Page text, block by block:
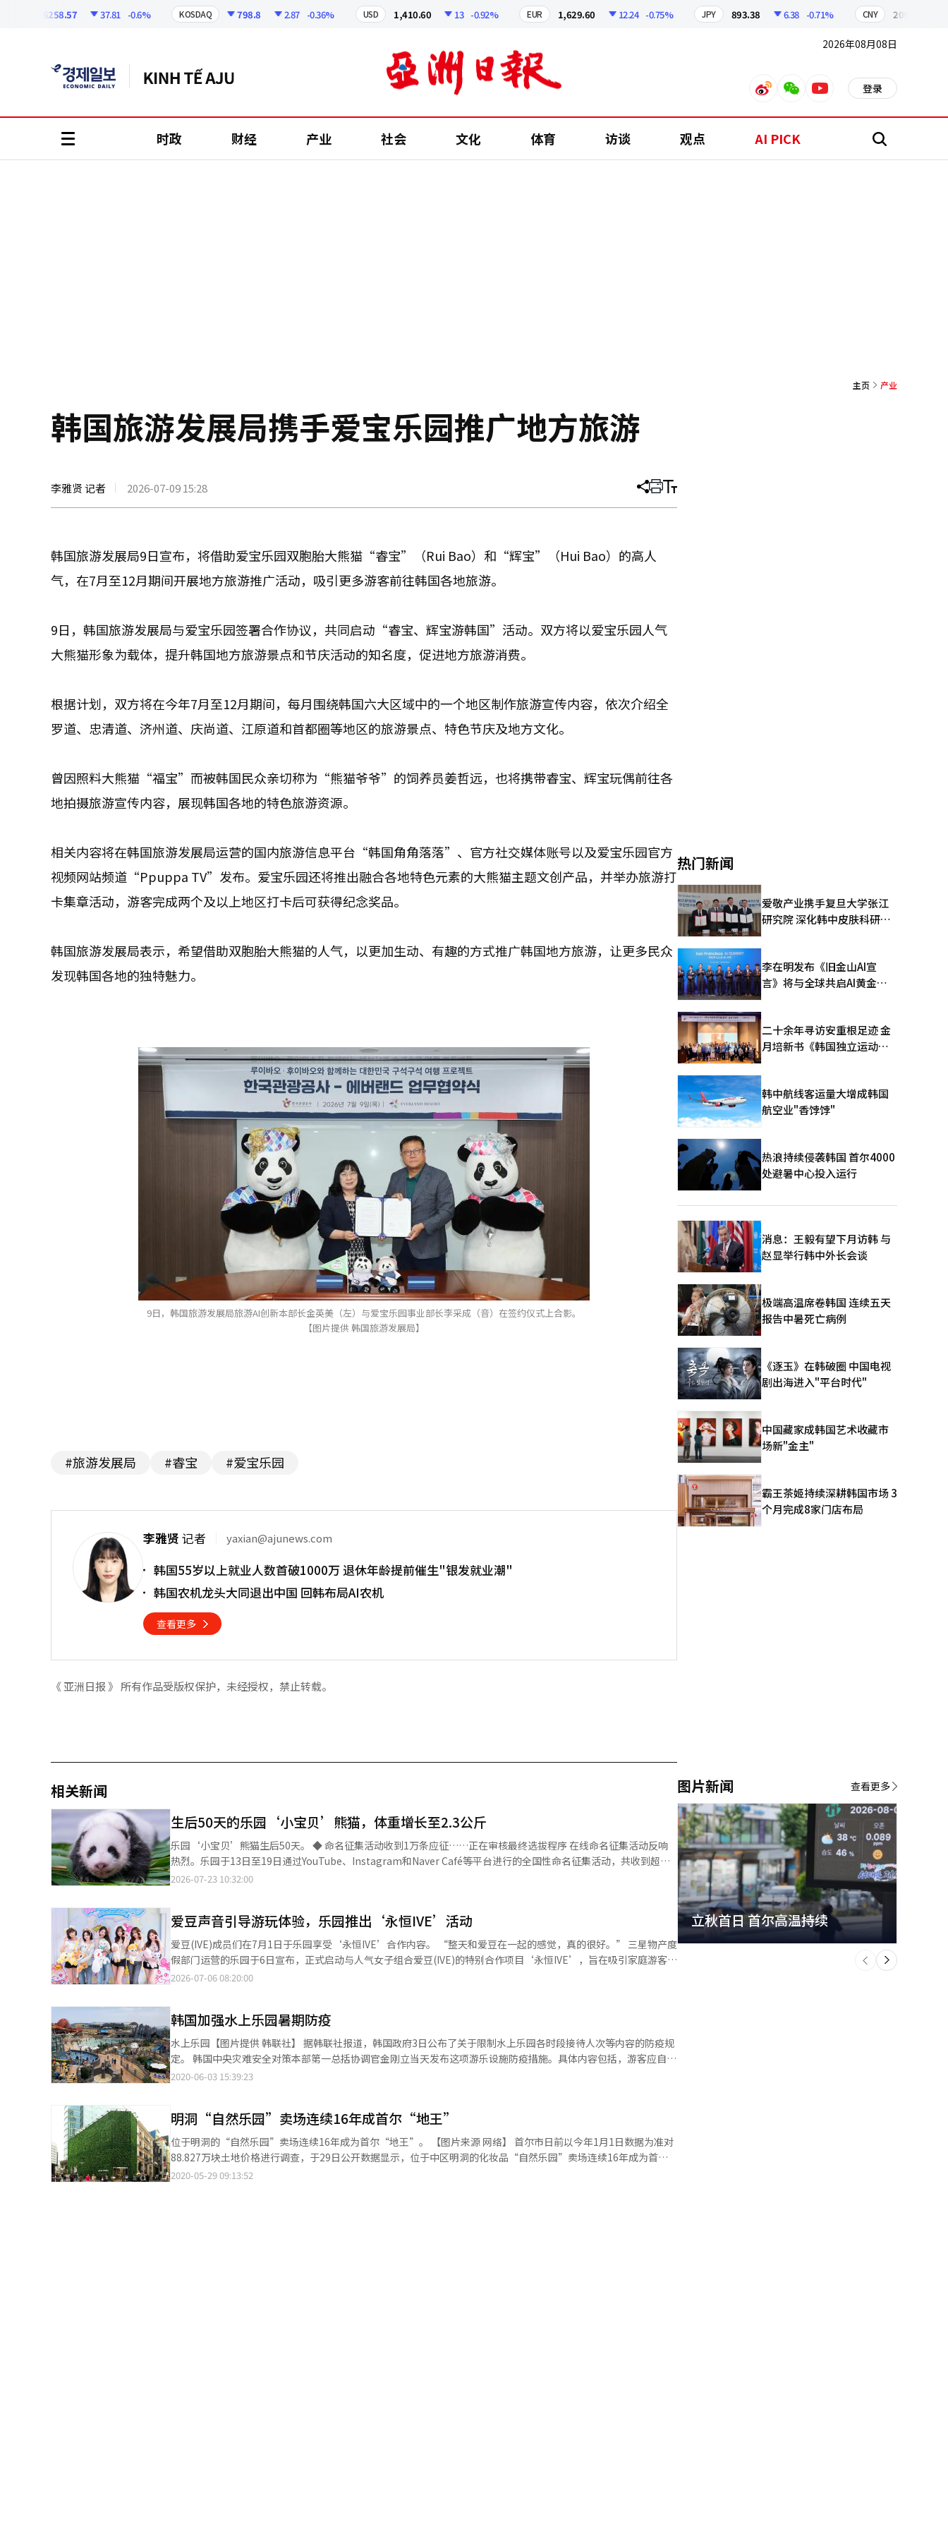
6258.57 37.81 -0.6% KOSDAQ 798.8 2.87 -0.36% USD 1,410.60 13 -0.92% EUR 1,629.60 12.24 -0.75% JPY 893.38 6.38 -0.71% CNY 209.17
2026年08月08日
weiboweixinyoutube 登录
时政 财经 产业 社会 文化 体育 访谈 观点 AI PICK 搜
主页 产业
韩国旅游发展局携手爱宝乐园推广地方旅游
李雅贤 记者 2026-07-09 15:28 分
文
打 调
大
韩国旅游发展局9日宣布，将借助爱宝乐园双胞胎大熊猫“睿宝”（Rui Bao）和“辉宝”（Hui Bao）的高人
气，在7月至12月期间开展地方旅游推广活动，吸引更多游客前往韩国各地旅游。
9日，韩国旅游发展局与爱宝乐园签署合作协议，共同启动“睿宝、辉宝游韩国”活动。双方将以爱宝乐园人气
大熊猫形象为载体，提升韩国地方旅游景点和节庆活动的知名度，促进地方旅游消费。
根据计划，双方将在今年7月至12月期间，每月围绕韩国六大区域中的一个地区制作旅游宣传内容，依次介绍全
罗道、忠清道、济州道、庆尚道、江原道和首都圈等地区的旅游景点、特色节庆及地方文化。
曾因照料大熊猫“福宝”而被韩国民众亲切称为“熊猫爷爷”的饲养员姜哲远，也将携带睿宝、辉宝玩偶前往各
地拍摄旅游宣传内容，展现韩国各地的特色旅游资源。
相关内容将在韩国旅游发展局运营的国内旅游信息平台“韩国角角落落”、官方社交媒体账号以及爱宝乐园官方
视频网站频道“Ppuppa TV”发布。爱宝乐园还将推出融合各地特色元素的大熊猫主题文创产品，并举办旅游打
卡集章活动，游客完成两个及以上地区打卡后可获得纪念奖品。
韩国旅游发展局表示，希望借助双胞胎大熊猫的人气，以更加生动、有趣的方式推广韩国地方旅游，让更多民众
发现韩国各地的独特魅力。
9日，韩国旅游发展局旅游AI创新本部长金英美（左）与爱宝乐园事业部长李采成（音）在签约仪式上合影。
【图片提供 韩国旅游发展局】
#旅游发展局 #睿宝 #爱宝乐园
李雅贤 记者 yaxian@ajunews.com
韩国55岁以上就业人数首破1000万 退休年龄提前催生"银发就业潮"
韩国农机龙头大同退出中国 回韩布局AI农机
查看更多
《 亚洲日报 》 所有作品受版权保护，未经授权，禁止转载。
相关新闻
生后50天的乐园‘小宝贝’熊猫，体重增长至2.3公斤
乐园‘小宝贝’熊猫生后50天。 ◆ 命名征集活动收到1万条应征……正在审核最终选拔程序 在线命名征集活动反响
热烈。乐园于13日至19日通过YouTube、Instagram和Naver Café等平台进行的全国性命名征集活动，共收到超过1
万条评论。乐园正在根据收集的候选名称，审查最终的选拔方式和公布时间。 强哲元饲养员表示：“多亏了母亲爱宝
（AI）系统翻译与编辑。
2026-07-23 10:32:00
爱豆声音引导游玩体验，乐园推出‘永恒IVE’活动
爱豆(IVE)成员们在7月1日于乐园享受‘永恒IVE’合作内容。 “整天和爱豆在一起的感觉，真的很好。” 三星物产度
假部门运营的乐园于6日宣布，正式启动与人气女子组合爱豆(IVE)的特别合作项目‘永恒IVE’，旨在吸引家庭游客和
全球粉丝。 该项目自7月1日起开放，特色在于将爱豆的知识产权(IP)与乐园的游乐内容相结合。从接驳巴士到游乐设
成员声音的‘永恒IVE巴士’，增强了沉浸感。乐园内部还设置了多个利用爱豆官方角色‘迷你布’的主题空间。 还
引入了结合数字技术的专属移动应用服务。通过乐园移动应用预约特别通行证的游客，将获得所选成员的照片通行
证，完成与背面二维码关联的移动任务后可获得限量版照片卡作为奖励。 热门游乐设施‘飓风’和‘皇家旋转木
马’也进行了改造。在使用这些游乐设施时，将播放爱豆的代表歌曲，并有成员的引导语音播出。每个游乐设施的排
队区域还设有成员亲笔签名和手写的拍照区，吸引粉丝拍照留念。 为了最大化现场营销效果，专属商品和餐饮(F&B)
外，爱豆冰沙、迷你布饼干等结合角色设计的特色小吃也全面上架，刺激游客的感官体验。 在在线社区和社交媒体
上，爱豆成员的行程被粉丝们称为‘圣地巡礼’的认证接力活动正在进行，进一步放大了活动的病毒效应。 乐园相关
人士表示：“通过线上线下结合的复合任务和差异化的角色商品，将展示一种超越简单观赏的，粉丝可以直接参与和
消费的新主题公园文化。” 另外，此次项目的特别通行证通过乐园移动应用进行预订，具体的预订时间将通过官方网
站逐步公布。※ 本报道经人工智能（AI）系统翻译与编辑。
2026-07-06 08:20:00
韩国加强水上乐园暑期防疫
水上乐园【图片提供 韩联社】 据韩联社报道，韩国政府3日公布了关于限制水上乐园各时段接待人次等内容的防疫规
定。 韩国中央灾难安全对策本部第一总括协调官金刚立当天发布这项游乐设施防疫措施。具体内容包括，游客应自带
毛巾、泳衣、潜水镜等个人用品，尽量在室外游乐设施活动，更衣室、淋浴室工作人员要限制各时段接待人数，保持
具，管理人员每天至少应对公用物品消毒一次。 中央灾难安全对策本部表示，各地政府已经对695处室内体育设施、
453处补习班等3.935万处设施进行检查，并对存在不戴口罩等违规行为的251处采取了行政措施。
2020-06-03 15:39:23
明洞“自然乐园”卖场连续16年成首尔“地王”
位于明洞的“自然乐园”卖场连续16年成为首尔“地王”。 【图片来源 网络】 首尔市日前以今年1月1日数据为准对
88.827万块土地价格进行调查，于29日公开数据显示，位于中区明洞的化妆品“自然乐园”卖场连续16年成为首
尔“地王”。 此次调查对象地块中，97.2%价格同比上涨，平均涨幅为8.25%。其中公示价格最高的是位于中区忠武
2020-05-29 09:13:52
热门新闻
爱敬产业携手复旦大学张江
研究院 深化韩中皮肤科研合
李在明发布《旧金山AI宣
言》将与全球共启AI黄金时
二十余年寻访安重根足迹 金
月培新书《韩国独立运动圣
韩中航线客运量大增成韩国
航空业"香饽饽"
热浪持续侵袭韩国 首尔4000
处避暑中心投入运行
消息：王毅有望下月访韩 与
赵显举行韩中外长会谈
极端高温席卷韩国 连续五天
报告中暑死亡病例
《逐玉》在韩破圈 中国电视
剧出海进入"平台时代"
中国藏家成韩国艺术收藏市
场新"金主"
霸王茶姬持续深耕韩国市场 3
个月完成8家门店布局
图片新闻
立秋首日 首尔高温持续
下
一
个
查看更多